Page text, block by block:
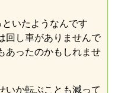
いたようなんです
回し車がありませんで
あったのかもしれませ
いか転ぶことも減って